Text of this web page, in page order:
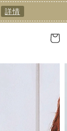
詳情